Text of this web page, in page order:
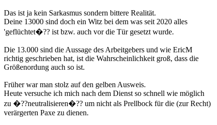
Das ist ja kein Sarkasmus sondern bittere Realität.
Deine 13000 sind doch ein Witz bei dem was seit 2020 alles
'geflüchtet�?? ist bzw. auch vor die Tür gesetzt wurde.
Die 13.000 sind die Aussage des Arbeitgebers und wie EricM
richtig geschrieben hat, ist die Wahrscheinlichkeit groß, dass die
Größenordung auch so ist.
Früher war man stolz auf den gelben Ausweis.
Heute versuche ich mich nach dem Dienst so schnell wie möglich
zu �??neutralisieren�?? um nicht als Prellbock für die (zur Recht)
verärgerten Paxe zu dienen.